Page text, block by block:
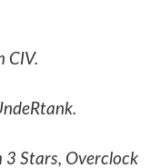
CIV.
3 Stars, Overclock